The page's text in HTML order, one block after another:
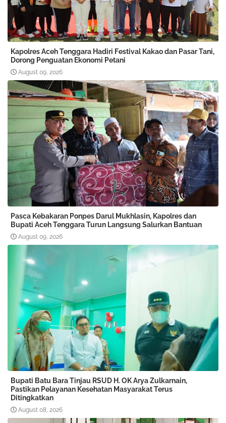
Kapolres Aceh Tenggara Hadiri Festival Kakao dan Pasar Tani,
Dorong Penguatan Ekonomi Petani
August 09, 2026
Pasca Kebakaran Ponpes Darul Mukhlasin, Kapolres dan
Bupati Aceh Tenggara Turun Langsung Salurkan Bantuan
August 09, 2026
Bupati Batu Bara Tinjau RSUD H. OK Arya Zulkarnain,
Pastikan Pelayanan Kesehatan Masyarakat Terus
Ditingkatkan
August 08, 2026